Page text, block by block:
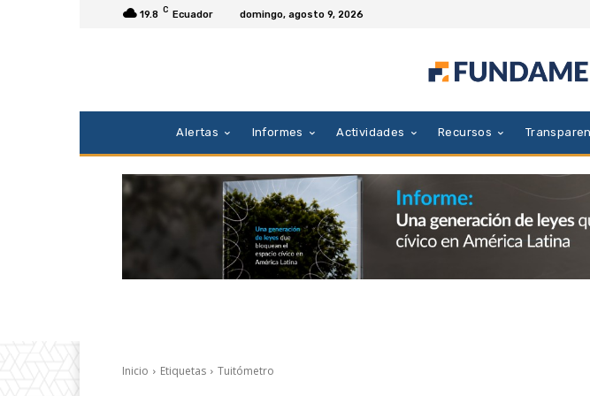
19.8 C Ecuador domingo, agosto 9, 2026
Alertas Informes Actividades Recursos
Inicio Etiquetas Tuitómetro